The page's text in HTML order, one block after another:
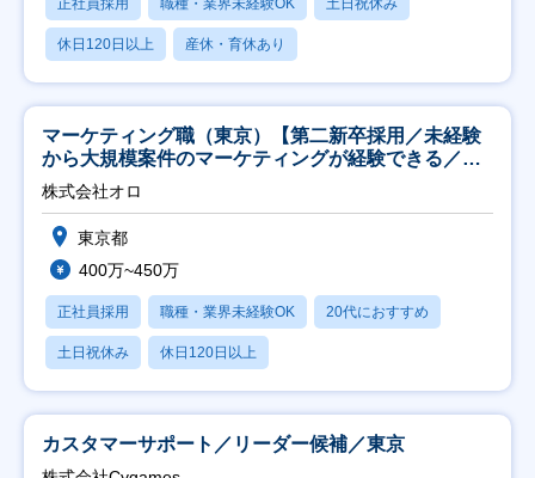
休日120日以上 産休・育休あり
マーケティング職（東京）【第二新卒採用／未経験
から大規模案件のマーケティングが経験できる／研
修充実】
株式会社オロ
東京都
400万~450万
正社員採用 職種・業界未経験OK 20代におすすめ
土日祝休み 休日120日以上
カスタマーサポート／リーダー候補／東京